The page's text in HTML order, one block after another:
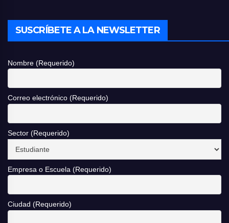
SUSCRÍBETE A LA NEWSLETTER
Nombre (Requerido)
Correo electrónico (Requerido)
Sector (Requerido)
Empresa o Escuela (Requerido)
Ciudad (Requerido)